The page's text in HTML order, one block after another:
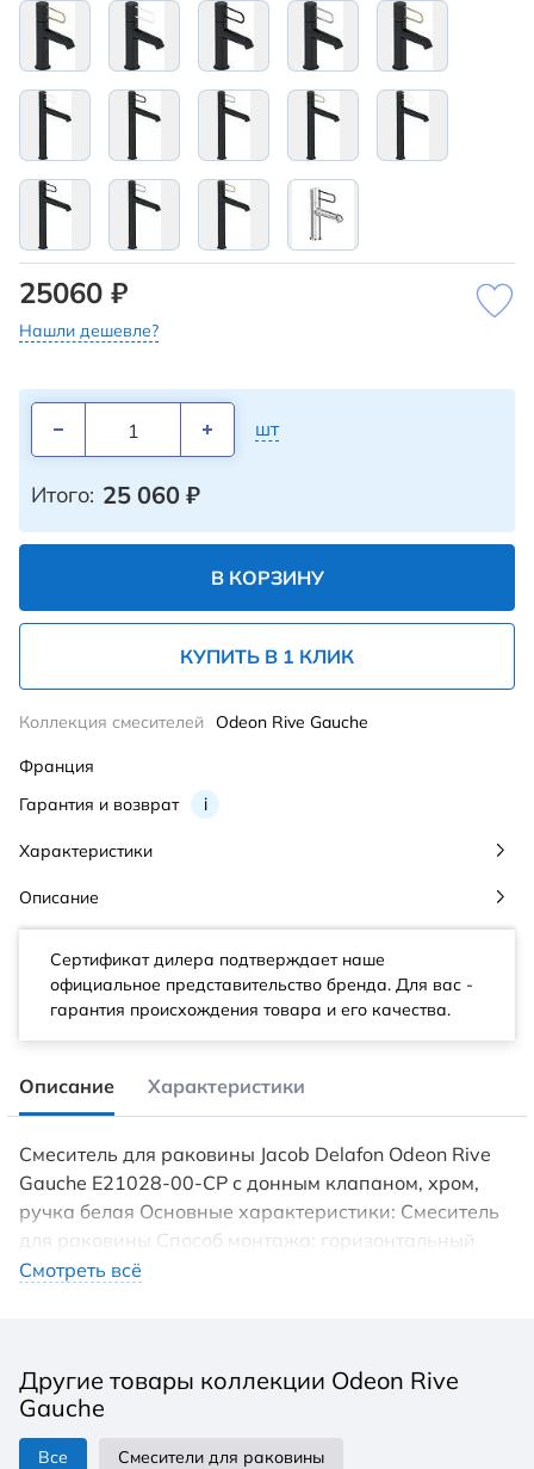
25060 ₽
Нашли дешевле?
шт
Итого: 25 060 ₽
В КОРЗИНУ
КУПИТЬ В 1 КЛИК
Гарантия и возврат i
Коллекция смесителей Odeon Rive Gauche
Франция
Характеристики
Описание
Сертификат дилера подтверждает наше
официальное представительство бренда. Для вас -
гарантия происхождения товара и его качества.
Описание Характеристики
Смеситель для раковины Jacob Delafon Odeon Rive
Gauche E21028-00-CP с донным клапаном, хром,
ручка белая Основные характеристики: Смеситель
для раковины Способ монтажа: горизонтальный
Излив: фиксированный Количество монтажных
белый
Смотреть всё
Другие товары коллекции Odeon Rive
Gauche
Все Смесители для раковины